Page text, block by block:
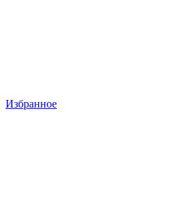
Избранное